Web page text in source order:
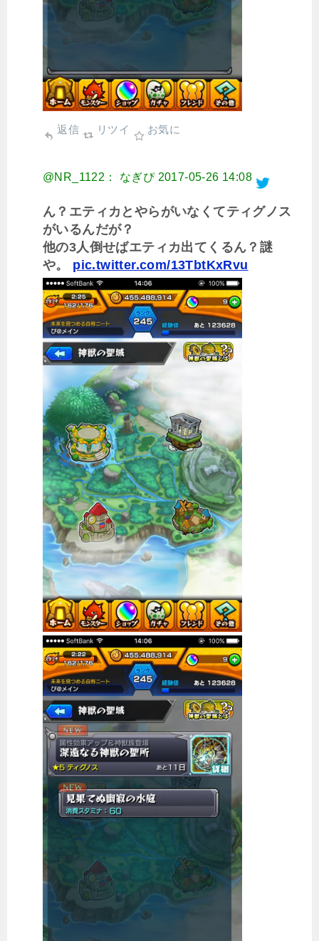
返信 リツイ お気に
@NR_1122： なぎぴ 2017-05-26 14:08
ん？エティカとやらがいなくてティグノス
がいるんだが？
他の3人倒せばエティカ出てくるん？謎
や。 pic.twitter.com/13TbtKxRvu